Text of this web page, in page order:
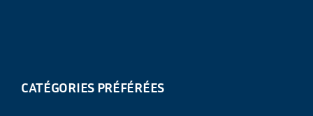
CATÉGORIES PRÉFÉRÉES